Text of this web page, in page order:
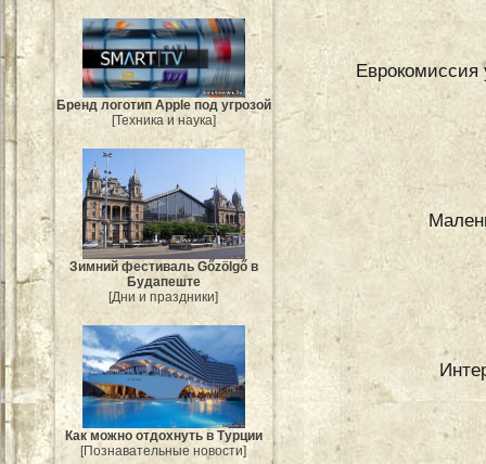
Бренд логотип Apple под угрозой
[Техника и наука]
Зимний фестиваль Gőzölgő в
Будапеште
[Дни и праздники]
Как можно отдохнуть в Турции
[Познавательные новости]
Еврокомиссия